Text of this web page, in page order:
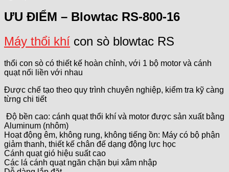
ƯU ĐIỂM – Blowtac RS-800-16
Máy thổi khí con sò blowtac RS
thổi con sò có thiết kế hoàn chỉnh, với 1 bộ motor và cánh
quạt nối liền với nhau
Được chế tạo theo quy trình chuyên nghiệp, kiểm tra kỹ càng
từng chi tiết
Độ bền cao: cánh quạt thổi khí và motor được sản xuất bằng
Aluminum (nhôm)
Hoạt động êm, không rung, không tiếng ồn: Máy có bộ phận
giảm thanh, thiết kế chân đế dạng động lực học
Cánh quạt gió hiệu suất cao
Các lá cánh quạt ngăn chặn bụi xâm nhập